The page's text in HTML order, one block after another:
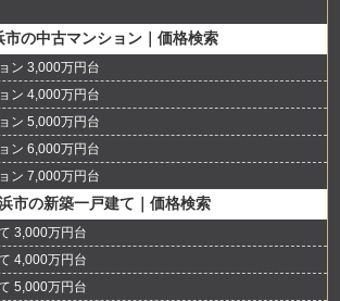
市の中古マンション｜価格検索
ン 3,000万円台
ン 4,000万円台
ン 5,000万円台
ン 6,000万円台
ン 7,000万円台
市の新築一戸建て｜価格検索
3,000万円台
4,000万円台
5,000万円台